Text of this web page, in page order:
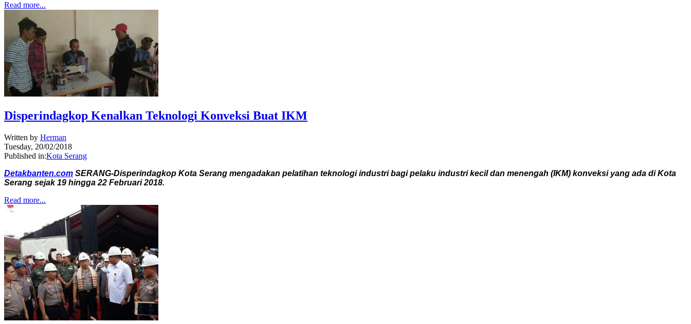
Read more...
Disperindagkop Kenalkan Teknologi Konveksi Buat IKM
Written by Herman
Tuesday, 20/02/2018
Published in:Kota Serang
Detakbanten.com SERANG-Disperindagkop Kota Serang mengadakan pelatihan teknologi industri bagi pelaku industri kecil dan menengah (IKM) konveksi yang ada di Kota
Serang sejak 19 hingga 22 Februari 2018.
Read more...